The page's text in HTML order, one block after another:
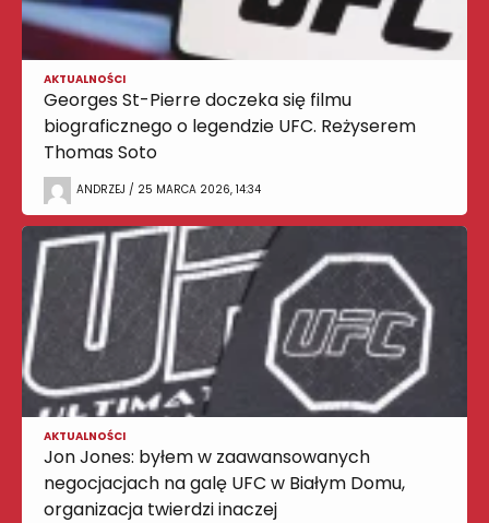
AKTUALNOŚCI
Georges St-Pierre doczeka się filmu
biograficznego o legendzie UFC. Reżyserem
Thomas Soto
ANDRZEJ / 25 MARCA 2026, 14:34
AKTUALNOŚCI
Jon Jones: byłem w zaawansowanych
negocjacjach na galę UFC w Białym Domu,
organizacja twierdzi inaczej